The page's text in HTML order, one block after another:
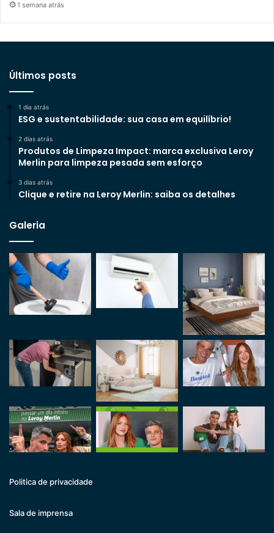
1 semana atrás
Últimos posts
1 dia atrás
ESG e sustentabilidade: sua casa em equilíbrio!
2 dias atrás
Produtos de Limpeza Impact: marca exclusiva Leroy
Merlin para limpeza pesada sem esforço
3 dias atrás
Clique e retire na Leroy Merlin: saiba os detalhes
Galeria
Politica de privacidade
Sala de imprensa